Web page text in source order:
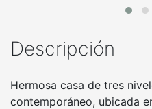
Descripción
Hermosa casa de tres
contemporáneo, ubicada